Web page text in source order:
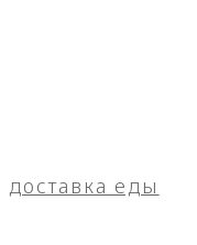
доставка еды